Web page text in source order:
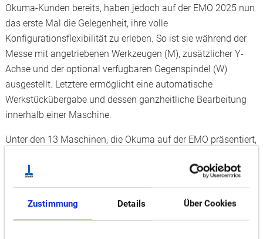
Zustimmung Details Über Cookies
Okuma-Kunden bereits, haben jedoch auf der EMO 2025 nun
das erste Mal die Gelegenheit, ihre volle
Konfigurationsflexibilität zu erleben. So ist sie während der
Messe mit angetriebenen Werkzeugen (M), zusätzlicher Y-
Achse und der optional verfügbaren Gegenspindel (W)
ausgestellt. Letztere ermöglicht eine automatische
Werkstückübergabe und dessen ganzheitliche Bearbeitung
innerhalb einer Maschine.
Unter den 13 Maschinen, die Okuma auf der EMO präsentiert,
Fertigungsumgebung ihre individuellen Vorteile ausspielen.
Dazu zählt dasDreh-/Fräszentrum
auch komplexe Bearbeitungen mit höchster Präzision